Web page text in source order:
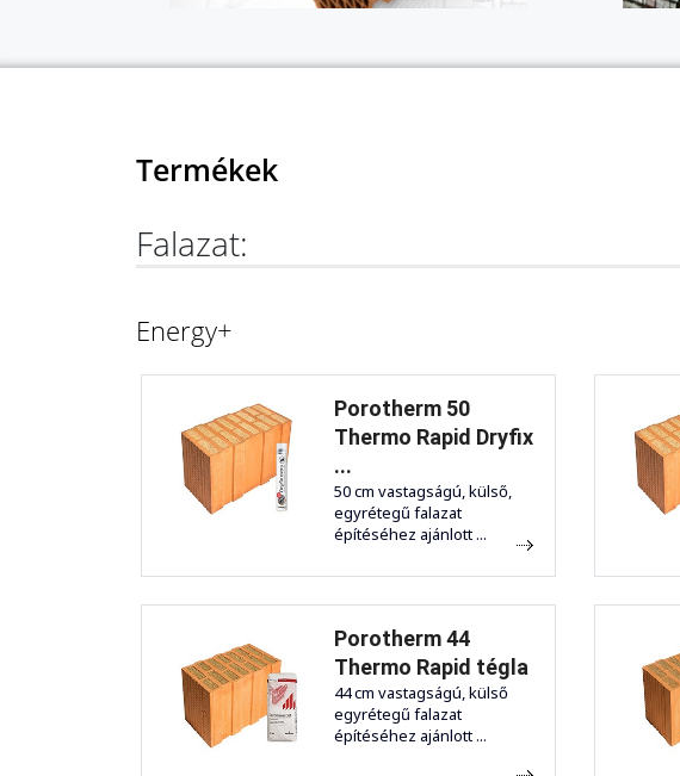
Termékek
Falazat:
Energy+
Porotherm 50
Thermo Rapid Dryfix
...
50 cm vastagságú, külső,
egyrétegű falazat
építéséhez ajánlott ...
Porotherm 44
Thermo Rapid tégla
44 cm vastagságú, külső
egyrétegű falazat
építéséhez ajánlott ...